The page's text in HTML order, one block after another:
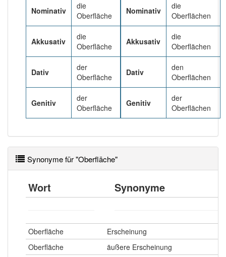
anderen Artikeldie
94% unserer Spielapp-Nutzer haben den Artikel
korrekt erraten.
Nominativ
die
Oberfläche
Akkusativ
die
Oberfläche
Dativ
der
Oberfläche
Genitiv
der
Oberfläche
Nominativ
die
Oberflächen
Akkusativ
die
Oberflächen
Dativ
den
Oberflächen
Genitiv
der
Oberflächen
Synonyme für "Oberfläche"
Wort Synonyme
Oberfläche
Erscheinung
Oberfläche
äußere Erscheinung